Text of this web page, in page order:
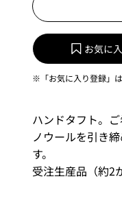
お気に
※「お気に入り登録」
ハンドタフト。
ノウールを引き
す。
受注生産品（約2